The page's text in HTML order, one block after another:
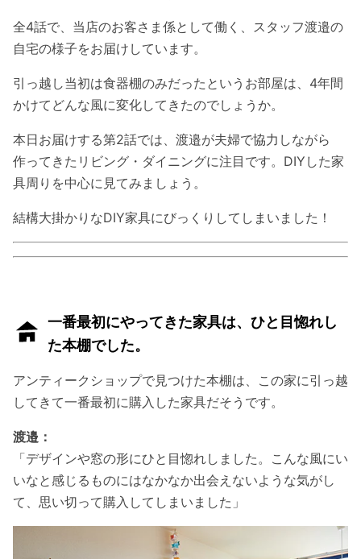
全4話で、当店のお客さま係として働く、スタッフ渡邉の
自宅の様子をお届けしています。
引っ越し当初は食器棚のみだったというお部屋は、4年間
かけてどんな風に変化してきたのでしょうか。
本日お届けする第2話では、渡邉が夫婦で協力しながら
作ってきたリビング・ダイニングに注目です。DIYした家
具周りを中心に見てみましょう。
結構大掛かりなDIY家具にびっくりしてしまいました！
一番最初にやってきた家具は、ひと目惚れし
た本棚でした。
アンティークショップで見つけた本棚は、この家に引っ越
してきて一番最初に購入した家具だそうです。
渡邉：
「デザインや窓の形にひと目惚れしました。こんな風にい
いなと感じるものにはなかなか出会えないような気がし
て、思い切って購入してしまいました」